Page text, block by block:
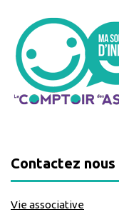
Contactez nous
Vie associative